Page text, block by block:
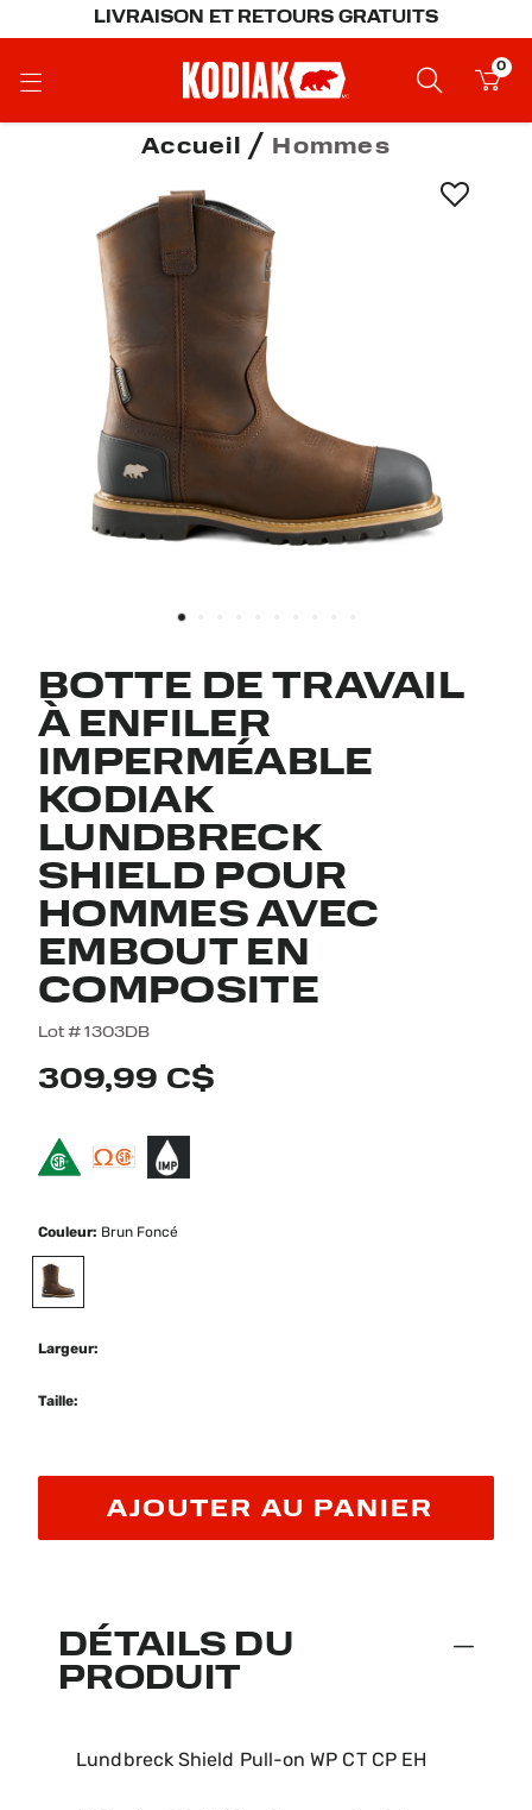
LIVRAISON ET RETOURS GRATUITS
0
Accueil Hommes
BOTTE DE TRAVAIL
À ENFILER
IMPERMÉABLE
KODIAK
LUNDBRECK
SHIELD POUR
HOMMES AVEC
EMBOUT EN
COMPOSITE
Lot #1303DB
5 out of 5 Customer Rating
309,99 C$
Couleur: Brun Foncé
Largeur:
Taille:
AJOUTER AU PANIER
DÉTAILS DU
PRODUIT
Lundbreck Shield Pull-on WP CT CP EH